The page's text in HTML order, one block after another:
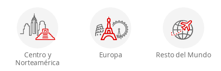
Centro y
Norteamérica
Europa Resto del Mundo